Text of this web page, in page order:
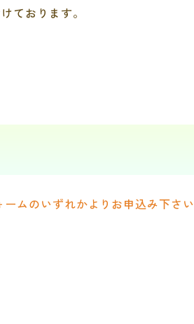
ております。
ムのいずれかよりお申込み下さい